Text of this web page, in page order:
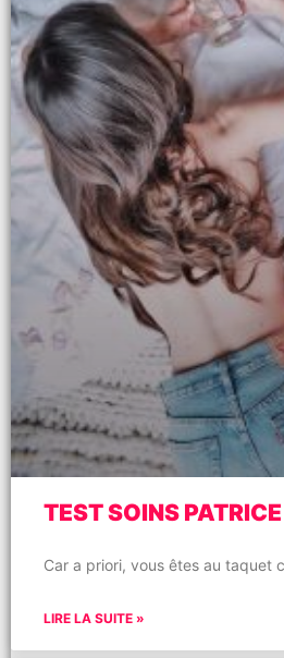
TEST SOINS
Car a priori, vous êtes au taquet
LIRE LA SUITE »